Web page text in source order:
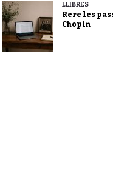
LLIBRES
Rere les
Chopin